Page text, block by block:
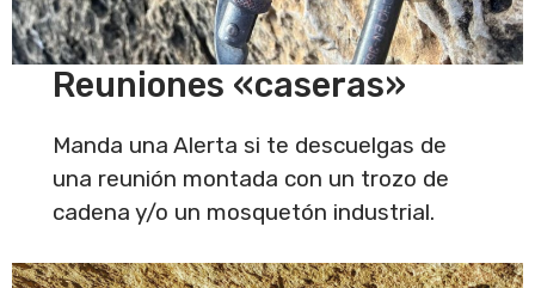
Reuniones «caseras»
Manda una Alerta si te descuelgas de
una reunión montada con un trozo de
cadena y/o un mosquetón industrial.